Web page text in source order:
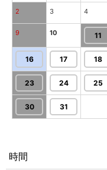
2 3 4
9 10 11
16 17 18
23 24 25
30 31
時間